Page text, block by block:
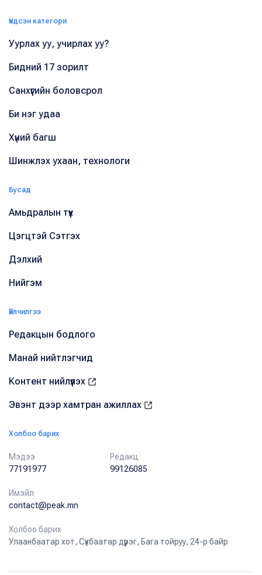
Үндсэн категори
Уурлах уу, учирлах уу?
Бидний 17 зорилт
Санхүүгийн боловсрол
Би нэг удаа
Хүний багш
Шинжлэх ухаан, технологи
Бусад
Амьдралын түүх
Цэгцтэй Сэтгэх
Дэлхий
Нийгэм
Үйлчилгээ
Редакцын бодлого
Манай нийтлэгчид
Контент нийлүүлэх
Эвэнт дээр хамтран ажиллах
Холбоо барих
Мэдээ
77191977
Редакц
99126085
Имэйл
contact@peak.mn
Холбоо барих
Улаанбаатар хот, Сүхбаатар дүүрэг, Бага тойруу, 24-р байр